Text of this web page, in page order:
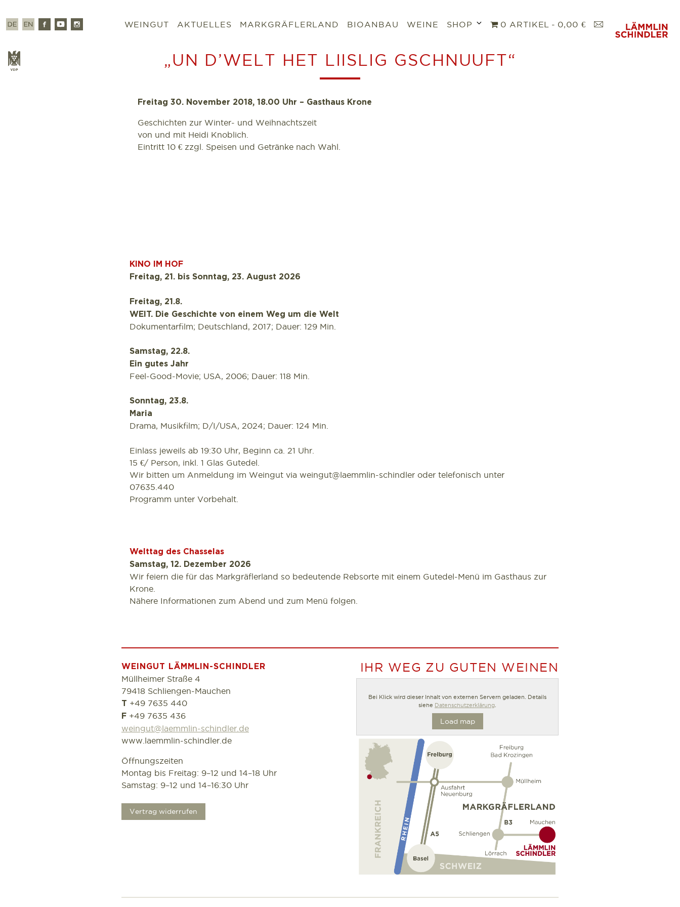
InhaltDeutschEnglischFacebook
Youtube WEINGUT AKTUELLES MARKGRÄFLERLAND BIOANBAU WEINE SHOP
Untermenü
öffnen
0 ARTIKEL 0,00 €
K
„UN D’WELT HET LIISLIG GSCHNUUFT“
Freitag 30. November 2018, 18.00 Uhr – Gasthaus Krone
Geschichten zur Winter- und Weihnachtszeit
von und mit Heidi Knoblich.
Eintritt 10 € zzgl. Speisen und Getränke nach Wahl.
KINO IM HOF
Freitag, 21. bis Sonntag, 23. August 2026
Freitag, 21.8.
WEIT. Die Geschichte von einem Weg um die Welt
Dokumentarfilm; Deutschland, 2017; Dauer: 129 Min.
Samstag, 22.8.
Ein gutes Jahr
Feel-Good-Movie; USA, 2006; Dauer: 118 Min.
Sonntag, 23.8.
Maria
Drama, Musikfilm; D/I/USA, 2024; Dauer: 124 Min.
Einlass jeweils ab 19:30 Uhr, Beginn ca. 21 Uhr.
15 €/ Person, inkl. 1 Glas Gutedel.
Wir bitten um Anmeldung im Weingut via weingut@laemmlin-schindler oder telefonisch unter
07635.440
Programm unter Vorbehalt.
Welttag des Chasselas
Samstag, 12. Dezember 2026
Wir feiern die für das Markgräflerland so bedeutende Rebsorte mit einem Gutedel-Menü im Gasthaus zur
Krone.
Nähere Informationen zum Abend und zum Menü folgen.
WEINGUT LÄMMLIN-SCHINDLER
Müllheimer Straße 4
79418 Schliengen-Mauchen
T +49 7635 440
F +49 7635 436
weingut@laemmlin-schindler.de
www.laemmlin-schindler.de
Öffnungszeiten
Montag bis Freitag: 9–12 und 14–18 Uhr
Samstag: 9–12 und 14–16:30 Uhr
Vertrag widerrufen
IHR WEG ZU GUTEN WEINEN
Bei Klick wird dieser Inhalt von externen Servern geladen. Details
siehe Datenschutzerklärung
Load map